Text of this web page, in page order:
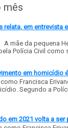
mês
relata, em entrevista
mãe da pequena
Polícia Civil como
em homicídio
Francisca
Segundo a
em 2021 volta a